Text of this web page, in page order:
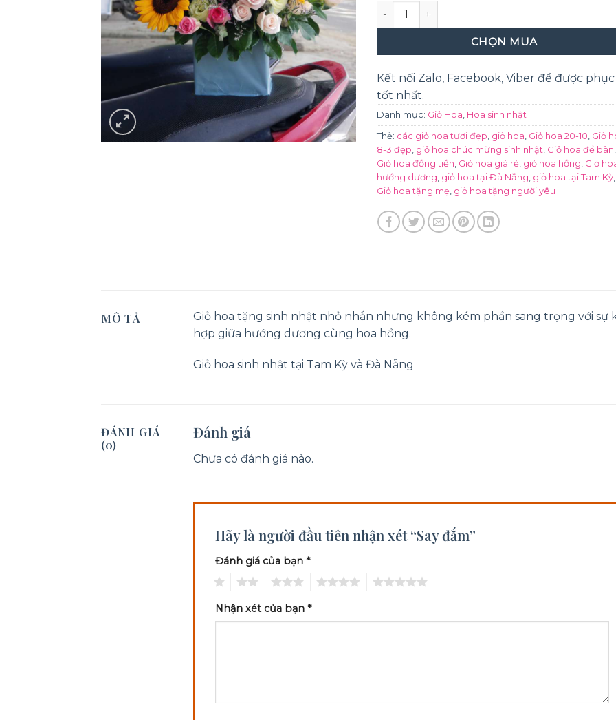
Say đắm số lượng
CHỌN MUA
Kết nối Zalo, Facebook, Viber để được
tốt nhất.
Danh mục: Giỏ Hoa Hoa sinh nhật
Thẻ: các giỏ hoa tươi đẹp giỏ hoa Giỏ hoa 20-10 Giỏ
8-3 đẹp giỏ hoa chúc mừng sinh nhật Giỏ hoa để bàn
Giỏ hoa đồng tiền Giỏ hoa giá rẻ giỏ hoa hồng Giỏ
hướng dương giỏ hoa tại Đà Nẵng giỏ hoa tại Tam Kỳ,
Giỏ hoa tặng mẹ giỏ hoa tặng người yêu
MÔ TẢ
Giỏ hoa tặng sinh nhật nhỏ nhắn nhưng không kém phần sang trọng với sự
hợp giữa hướng dương cùng hoa hồng.
Giỏ hoa sinh nhật tại Tam Kỳ và Đà Nẵng
ĐÁNH GIÁ
(0)
Đánh giá
Chưa có đánh giá nào.
Hãy là người đầu tiên nhận xét “Say đắm”
Đánh giá của bạn *
Nhận xét của bạn *